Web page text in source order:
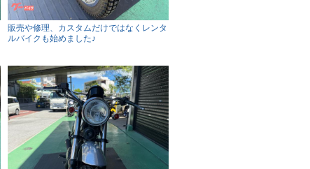
販売や修理、カスタムだけではなくレンタ
ルバイクも始めました♪